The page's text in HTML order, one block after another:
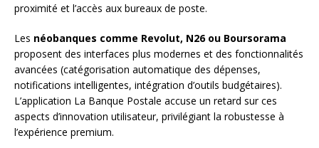
proximité et l’accès aux bureaux de poste.
Les néobanques comme Revolut, N26 ou Boursorama
proposent des interfaces plus modernes et des fonctionnalités
avancées (catégorisation automatique des dépenses,
notifications intelligentes, intégration d’outils budgétaires).
L’application La Banque Postale accuse un retard sur ces
aspects d’innovation utilisateur, privilégiant la robustesse à
l’expérience premium.